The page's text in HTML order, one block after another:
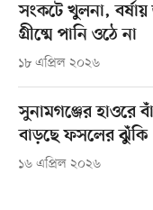
সংকটে খুলনা, বর্ষায়
গ্রীষ্মে পানি ওঠে না
১৮ এপ্রিল ২০২৬
সুনামগঞ্জের হাওরে
বাড়ছে ফসলের ঝুঁকি
১৬ এপ্রিল ২০২৬